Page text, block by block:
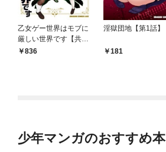
乙女ゲー世界はモブに
厳しい世界です【共和
国編】 ０１
836
淫獄団地【第1話】
181
少年マンガのおすすめ本